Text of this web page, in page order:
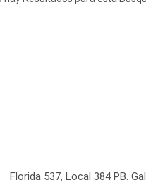
Florida 537, Local 384 PB.